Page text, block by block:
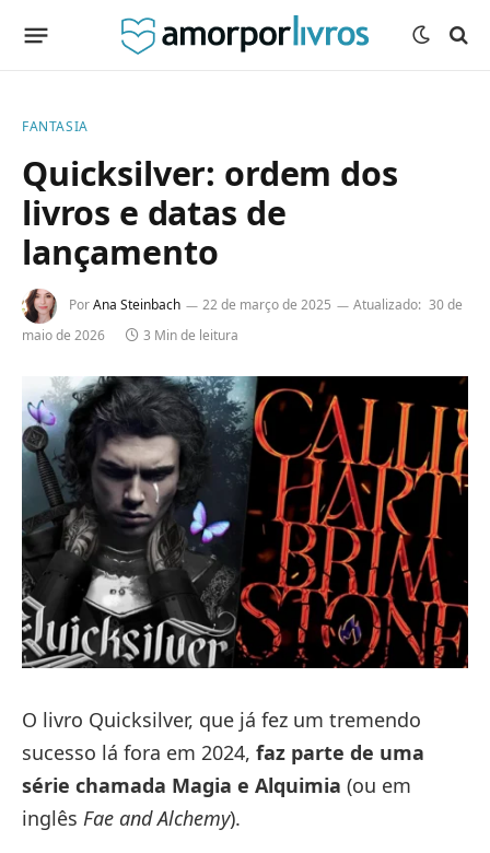
FANTASIA
Quicksilver: ordem dos
livros e datas de
lançamento
PorAna Steinbach 22 de março de 2025 Atualizado: 30 de
maio de 2026
3 Min de leitura
O livro Quicksilver, que já fez um tremendo
sucesso lá fora em 2024, faz parte de uma
série chamada Magia e Alquimia (ou em
inglês Fae and Alchemy).